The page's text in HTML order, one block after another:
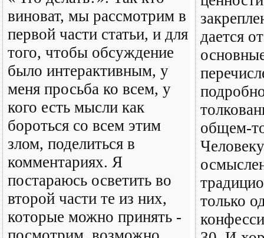
виноват, мы рассмотрим в
первой части статьи, и для
того, чтобы обсуждение
было интерактивным, у
меня просьба ко всем, у
кого есть мысли как
бороться со всем этим
злом, поделиться в
комментариях. Я
постараюсь осветить во
второй части те из них,
которые можно принять -
дается
общем-
только